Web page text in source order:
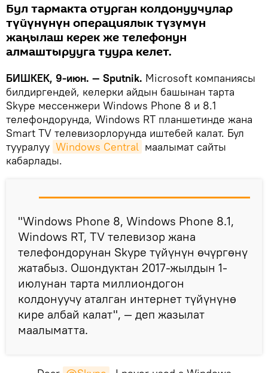
Бул тармакта отурган колдонуучулар
түйүнүнүн операциялык түзүмүн
жаңылаш керек же телефонун
алмаштырууга туура келет.
БИШКЕК, 9-июн. — Sputnik. Microsoft компаниясы
билдиргендей, келерки айдын башынан тарта
Skype мессенжери Windows Phone 8 и 8.1
телефондорунда, Windows RT планшетинде жана
Smart TV телевизорлорунда иштебей калат. Бул
тууралуу Windows Central маалымат сайты
кабарлады.
"Windows Phone 8, Windows Phone 8.1,
Windows RT, TV телевизор жана
телефондорунан Skype түйүнүн өчүргөнү
жатабыз. Ошондуктан 2017-жылдын 1-
июлунан тарта миллиондогон
колдонуучу аталган интернет түйүнүнө
кире албай калат", — деп жазылат
маалыматта.